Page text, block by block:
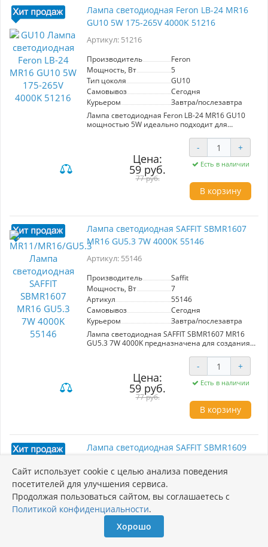
Лампа светодиодная Feron LB-24 MR16
GU10 5W 175-265V 4000K 51216
Артикул: 51216
Производитель
Feron
Мощность, Вт
5
Тип цоколя
GU10
Самовывоз
Сегодня
Курьером
Завтра/послезавтра
Лампа светодиодная Feron LB-24 MR16 GU10
мощностью 5W идеально подходит для
напряжении 175-265V, обеспечивает яркость
420Lm с цветовой температурой 4000K (белый
свет). Угол рассеивания 120° и матовый белый
рассеиватель обеспечивают равномерное
освещение. Компактные размеры 55x50 мм
позволяют легко интегрировать лампу в
различные светильники. Энергоэффективное
Цена:
59 руб.
77 руб.
- +
Есть в наличии
В корзину
Лампа светодиодная SAFFIT SBMR1607
MR16 GU5.3 7W 4000K 55146
Артикул: 55146
Производитель
Saffit
Мощность, Вт
7
Артикул
55146
Самовывоз
Сегодня
Курьером
Завтра/послезавтра
Лампа светодиодная SAFFIT SBMR1607 MR16
GU5.3 7W 4000K предназначена для создания
условиях. Мощность 7 Вт обеспечивает
яркость 560 Лм при цветовой температуре
4000K, создавая комфортный белый свет.
Матовый рассеиватель гарантирует
равномерное распределение света и
минимизирует блики. Угол рассеивания 120°
позволяет освещать большие площади.
установку удобной. Гарантия 1 год
Совместима с цоколем GU10.
Цена:
59 руб.
77 руб.
- +
Есть в наличии
В корзину
Лампа светодиодная SAFFIT SBMR1609
Артикул: 55149
Производитель
Saffit
Мощность, Вт
Артикул
Самовывоз
Курьером
Сайт использует cookie с целью анализа поведения
посетителей для улучшения сервиса.
Продолжая пользоваться сайтом, вы соглашаетесь с
Политикой конфиденциальности.
Хорошо